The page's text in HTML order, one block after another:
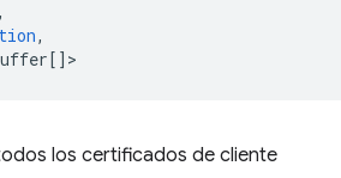
,
,
[]>
los certificados de cliente